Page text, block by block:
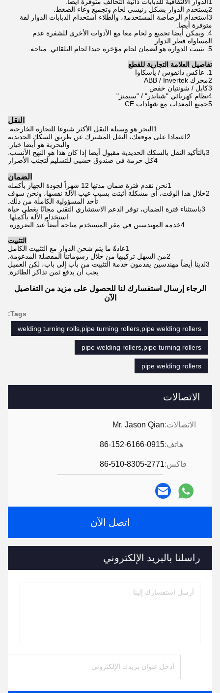
الاتصالات
الاتصالات:Mr. Jason Qian
هاتف:86-152-6166-0915
فاكس:86-510-8305-2771
اتصل الآن
راسلنا بالبريد الإلكتروني
2يستخدم الدوار بشكل رئيسي لحام وتجميع وعاء الضغط.
3استخدام الرصاصة المستخدمة، والطلاء استخدام الدبابات الدوار لفة
متوفرة أيضا.
4. ويمكن أيضا تجميع و لحام معا مع الأدوات الأخرى للشفرة عدم
المساواة قطر الدوار.
5. تثبيت الدوارة هو لضمان لحام مؤخرة جيدا لحام التلقائي. متاحة.
تفاصيل العلامة التجارية للقطع
1. عاكس دانفوس / ياسكاوا
2محرك ABB / Invertek
3كابل / شونتيان خفض
4نظام كهربائي "شنايدر" / "سيمنز"
5جميع المعدات مع شهادات CE.
النقل
1البحر هو وسيلة النقل الأكثر شيوعا للتجارة الخارجية.
2اعتمادا على موقعك، النقل المشترك عن طريق السكك الحديدية
والبحرية هو أيضا خيار.
3بالتأكيد النقل بالسكك الحديدية مقبول أيضا إذا كان هذا هو النهج الأنسب.
4كل حزمة في صندوق خشبي للتسليم لتجنب الأضرار
الضمان
1نحن نقدم فترة ضمان مدتها 12 شهراً لجودة الجهاز بأكمله
2خلال هذا الوقت، أي مشكلة أثبتت بسبب عيب الآلة نفسها، ونحن سوف
تأخذ المسؤولية الكاملة من ذلك.
3باستثناء فترة الضمان، توفر الدعم الاستشاري التقني مجانًا يغطي حياة
استخدام الآلة بأكملها.
4خدمة المهندسين في مقر المستخدم متاحة أيضاً عند الضرورة.
التثبيت
1عادةً ما يتم شحن الدوار مع التثبيت الكامل
2من السهل تركيبها من خلال رسوماتنا المفصلة المدعومة.
3لدينا أيضاً مهندسين يقدمون خدمة التثبيت من باب إلى باب، لكن العميل
يجب أن يدفع ثمن تذاكر الطائرة.
الرجاء إرسال استفسارك لنا للحصول على مزيد من التفاصيل
الآن
Tags:
welding turning rolls,pipe turning rollers,pipe welding rollers
pipe welding rollers,pipe turning rollers
pipe welding rollers